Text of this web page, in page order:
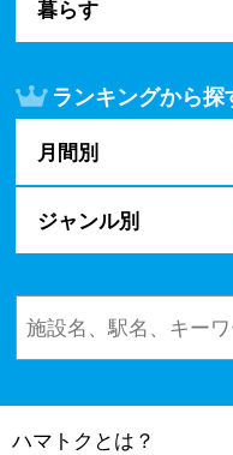
暮らす
ランキングから探
月間別
ジャンル別
ハマトクとは？